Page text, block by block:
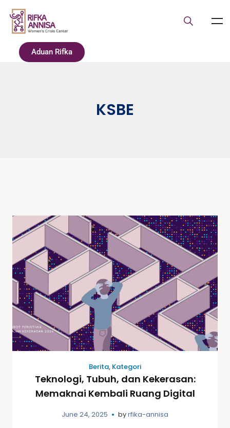
Aduan Rifka
KSBE
Berita, Kategori
Teknologi, Tubuh, dan Kekerasan:
Memaknai Kembali Ruang Digital
June 24, 2025 byrfika-annisa